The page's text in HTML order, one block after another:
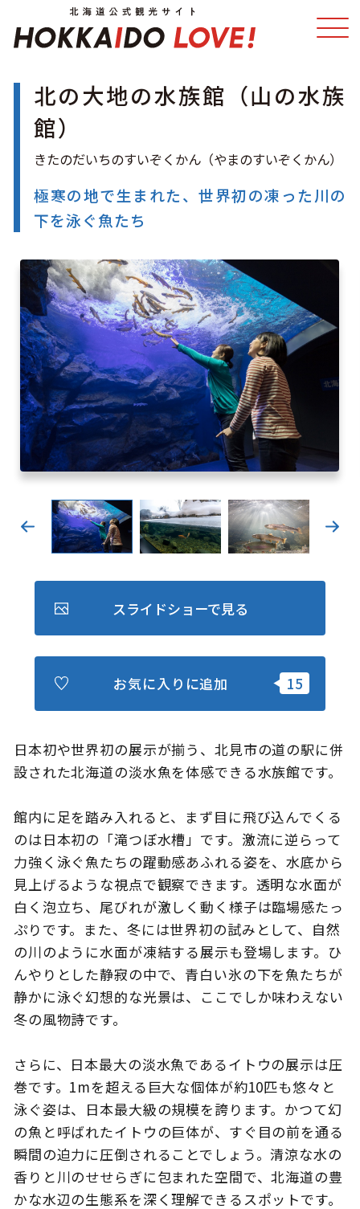
特集
温泉 イベント
モデルコース エリアガイド
アクセス
キュンちゃんオンラインショップ
北海道はやわかり
旅のテーマで探す
キュンちゃんの部屋
事業者の皆さまへ
動画ライブラリー フォトライブラリー
お問い合わせ
Languages
北の大地の水族館（山の水族
館）
極寒の地で生まれた、世界初の凍った川の
下を泳ぐ魚たち
日本初や世界初の展示が揃う、北見市の道の駅に併
設された北海道の淡水魚を体感できる水族館です。
館内に足を踏み入れると、まず目に飛び込んでくる
のは日本初の「滝つぼ水槽」です。激流に逆らって
力強く泳ぐ魚たちの躍動感あふれる姿を、水底から
見上げるような視点で観察できます。透明な水面が
白く泡立ち、尾びれが激しく動く様子は臨場感たっ
ぷりです。また、冬には世界初の試みとして、自然
の川のように水面が凍結する展示も登場します。ひ
んやりとした静寂の中で、青白い氷の下を魚たちが
静かに泳ぐ幻想的な光景は、ここでしか味わえない
冬の風物詩です。
さらに、日本最大の淡水魚であるイトウの展示は圧
巻です。1mを超える巨大な個体が約10匹も悠々と
泳ぐ姿は、日本最大級の規模を誇ります。かつて幻
の魚と呼ばれたイトウの巨体が、すぐ目の前を通る
瞬間の迫力に圧倒されることでしょう。清涼な水の
香りと川のせせらぎに包まれた空間で、北海道の豊
かな水辺の生態系を深く理解できるスポットです。
スライドショーで見る
お気に入りに追加